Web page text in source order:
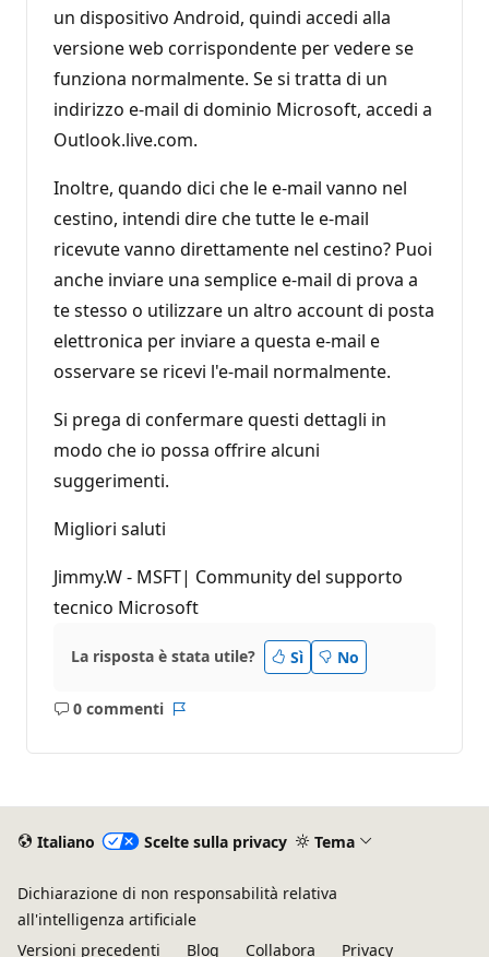
un dispositivo Android, quindi accedi alla
versione web corrispondente per vedere se
funziona normalmente. Se si tratta di un
indirizzo e-mail di dominio Microsoft, accedi a
Outlook.live.com.
Inoltre, quando dici che le e-mail vanno nel
cestino, intendi dire che tutte le e-mail
ricevute vanno direttamente nel cestino? Puoi
anche inviare una semplice e-mail di prova a
te stesso o utilizzare un altro account di posta
elettronica per inviare a questa e-mail e
osservare se ricevi l'e-mail normalmente.
Si prega di confermare questi dettagli in
modo che io possa offrire alcuni
suggerimenti.
Migliori saluti
Jimmy.W - MSFT| Community del supporto
tecnico Microsoft
La risposta è stata utile? Sì No
0 commenti
Nessun
Italiano Scelte sulla privacy Tema
Dichiarazione di non responsabilità relativa
all'intelligenza artificiale
Versioni precedenti
Blog Collabora Privacy